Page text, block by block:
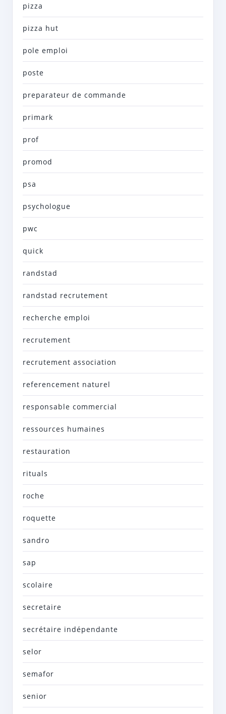
pizza
pizza hut
pole emploi
poste
preparateur de commande
primark
prof
promod
psa
psychologue
pwc
quick
randstad
randstad recrutement
recherche emploi
recrutement
recrutement association
referencement naturel
responsable commercial
ressources humaines
restauration
rituals
roche
roquette
sandro
sap
scolaire
secretaire
secrétaire indépendante
selor
semafor
senior